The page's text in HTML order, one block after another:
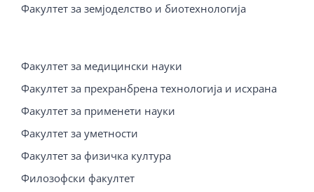
Факултет за земјоделство и биотехнологија
Факултет за медицински науки
Факултет за прехранбрена технологија и исхрана
Факултет за применети науки
Факултет за уметности
Факултет за физичка култура
Филозофски факултет